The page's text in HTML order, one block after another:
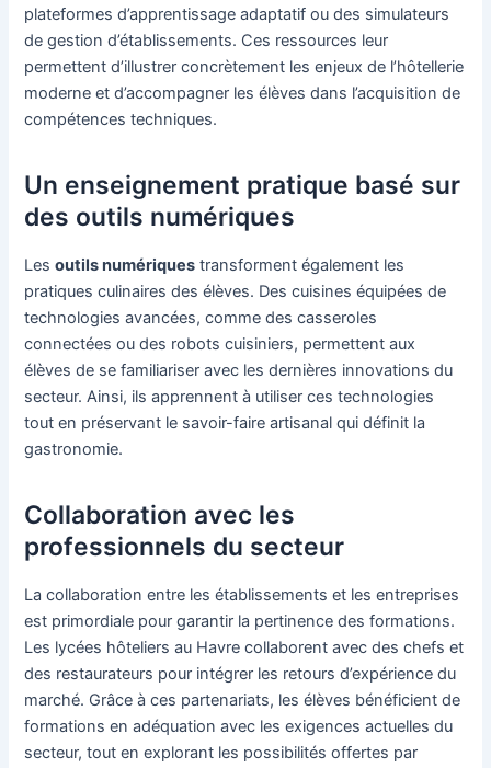
plateformes d’apprentissage adaptatif ou des simulateurs
de gestion d’établissements. Ces ressources leur
permettent d’illustrer concrètement les enjeux de l’hôtellerie
moderne et d’accompagner les élèves dans l’acquisition de
compétences techniques.
Un enseignement pratique basé sur
des outils numériques
Lesoutils numériques transforment également les
pratiques culinaires des élèves. Des cuisines équipées de
technologies avancées, comme des casseroles
connectées ou des robots cuisiniers, permettent aux
élèves de se familiariser avec les dernières innovations du
secteur. Ainsi, ils apprennent à utiliser ces technologies
tout en préservant le savoir-faire artisanal qui définit la
gastronomie.
Collaboration avec les
professionnels du secteur
La collaboration entre les établissements et les entreprises
est primordiale pour garantir la pertinence des formations.
Les lycées hôteliers au Havre collaborent avec des chefs et
des restaurateurs pour intégrer les retours d’expérience du
marché. Grâce à ces partenariats, les élèves bénéficient de
formations en adéquation avec les exigences actuelles du
secteur, tout en explorant les possibilités offertes par